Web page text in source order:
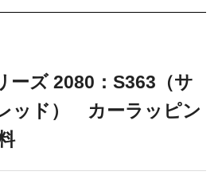
ーズ 2080：S363（サ
ッド） カーラッピン